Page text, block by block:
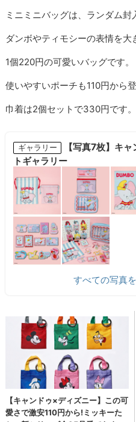
ミニミニバッグは、ランダム封
ダンボやティモシーの表情を大
1個220円の可愛いバッグです。
使いやすいポーチも110円から登
巾着は2個セットで330円です。
ギャラリー
【写真7枚】キ
トギャラリー
すべての写真